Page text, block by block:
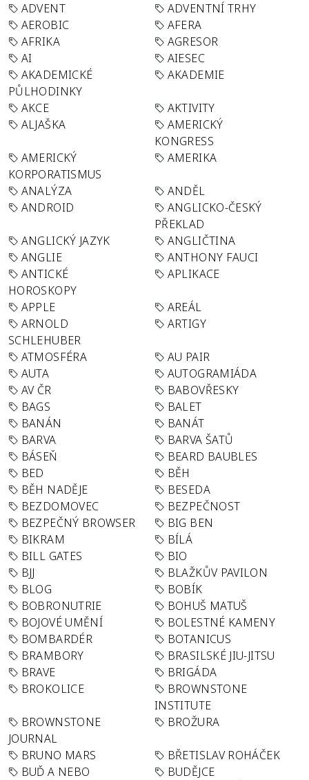
ADVENT
ADVENTNÍ TRHY
AEROBIC
AFERA
AFRIKA
AGRESOR
AI
AIESEC
AKADEMICKÉ
PŮLHODINKY
AKADEMIE
AKCE
AKTIVITY
ALJAŠKA
AMERICKÝ
KONGRESS
AMERICKÝ
KORPORATISMUS
AMERIKA
ANALÝZA
ANDĚL
ANDROID
ANGLICKO-ČESKÝ
PŘEKLAD
ANGLICKÝ JAZYK
ANGLIČTINA
ANGLIE
ANTHONY FAUCI
ANTICKÉ
HOROSKOPY
APLIKACE
APPLE
AREÁL
ARNOLD
SCHLEHUBER
ARTIGY
ATMOSFÉRA
AU PAIR
AUTA
AUTOGRAMIÁDA
AV ČR
BABOVŘESKY
BAGS
BALET
BANÁN
BANÁT
BARVA
BARVA ŠATŮ
BÁSEŇ
BEARD BAUBLES
BED
BĚH
BĚH NADĚJE
BESEDA
BEZDOMOVEC
BEZPEČNOST
BEZPEČNÝ BROWSER
BIG BEN
BIKRAM
BÍLÁ
BILL GATES
BIO
BJJ
BLAŽKŮV PAVILON
BLOG
BOBÍK
BOBRONUTRIE
BOHUŠ MATUŠ
BOJOVÉ UMĚNÍ
BOLESTNÉ KAMENY
BOMBARDÉR
BOTANICUS
BRAMBORY
BRASILSKÉ JIU-JITSU
BRAVE
BRIGÁDA
BROKOLICE
BROWNSTONE
INSTITUTE
BROWNSTONE
JOURNAL
BROŽURA
BRUNO MARS
BŘETISLAV ROHÁČEK
BUĎ A NEBO
BUDĚJCE